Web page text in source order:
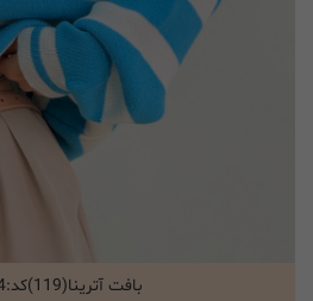
انتخاب گزینه ها
بافت آترینا(119)کد:5854